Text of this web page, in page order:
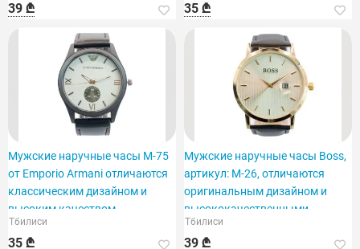
39 ₾ 35 ₾
Мужские наручные часы M-75
от Emporio Armani отличаются
классическим дизайном и
высоким качеством.
Тбилиси
35 ₾
Мужские наручные часы Boss,
артикул: M-26, отличаются
оригинальным дизайном и
высококачественными
материалами.
Тбилиси
39 ₾